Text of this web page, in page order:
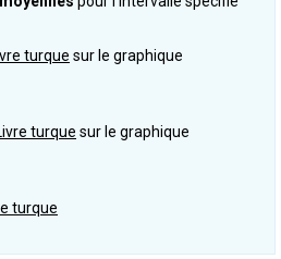
turque sur le graphique
turque sur le graphique
turque